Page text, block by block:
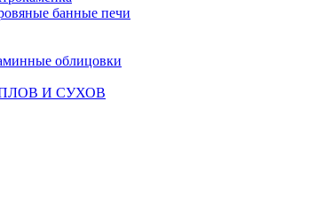
банные печи
облицовки
И СУХОВ